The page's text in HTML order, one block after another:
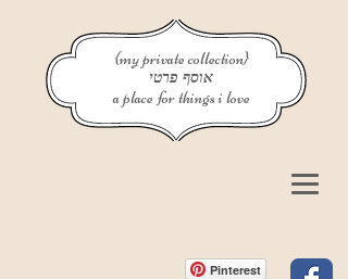
{my private collection}
אוסף פרטי
a place for things i love
Pinterest